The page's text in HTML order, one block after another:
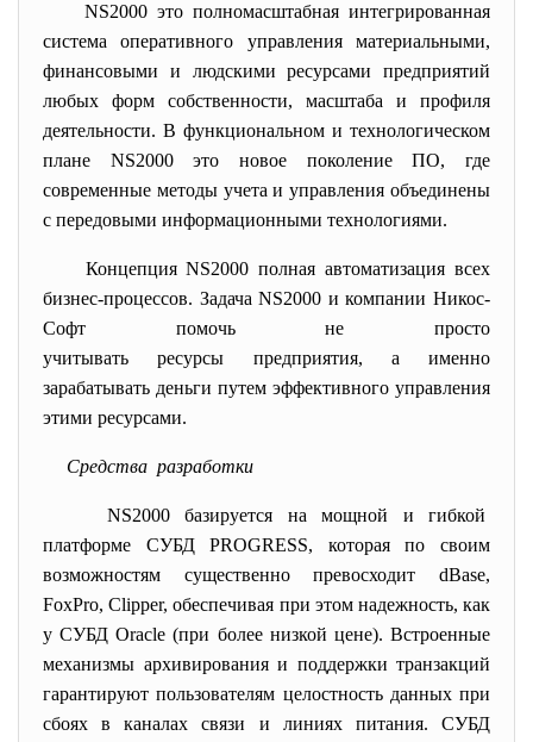
NS2000 это полномасштабная интегрированная
система оперативного управления материальными,
финансовыми и людскими ресурсами предприятий
любых форм собственности, масштаба и профиля
деятельности. В функциональном и технологическом
плане NS2000 это новое поколение ПО, где
современные методы учета и управления объединены
с передовыми информационными технологиями.
Концепция NS2000 полная автоматизация всех
бизнес-процессов. Задача NS2000 и компании Никос-
Софт помочь не просто
учитывать ресурсы предприятия, а именно
зарабатывать деньги путем эффективного управления
этими ресурсами.
Средства разработки
NS2000 базируется на мощной и гибкой
платформе СУБД PROGRESS, которая по своим
возможностям существенно превосходит dBase,
FoxPro, Clipper, обеспечивая при этом надежность, как
у СУБД Oracle (при более низкой цене). Встроенные
механизмы архивирования и поддержки транзакций
гарантируют пользователям целостность данных при
сбоях в каналах связи и линиях питания. CУБД